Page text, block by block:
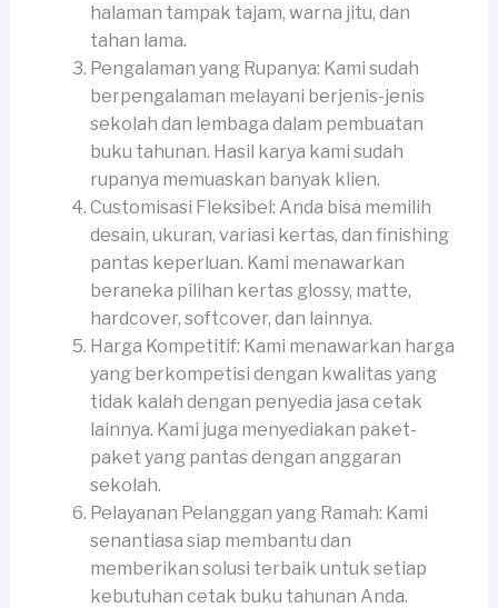
halaman tampak tajam, warna jitu, dan
tahan lama.
Pengalaman yang Rupanya: Kami sudah
berpengalaman melayani berjenis-jenis
sekolah dan lembaga dalam pembuatan
buku tahunan. Hasil karya kami sudah
rupanya memuaskan banyak klien.
Customisasi Fleksibel: Anda bisa memilih
desain, ukuran, variasi kertas, dan finishing
pantas keperluan. Kami menawarkan
beraneka pilihan kertas glossy, matte,
hardcover, softcover, dan lainnya.
Harga Kompetitif: Kami menawarkan harga
yang berkompetisi dengan kwalitas yang
tidak kalah dengan penyedia jasa cetak
lainnya. Kami juga menyediakan paket-
paket yang pantas dengan anggaran
sekolah.
Pelayanan Pelanggan yang Ramah: Kami
senantiasa siap membantu dan
memberikan solusi terbaik untuk setiap
kebutuhan cetak buku tahunan Anda.